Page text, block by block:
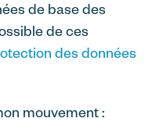
de base des
de ces
des données
mouvement :